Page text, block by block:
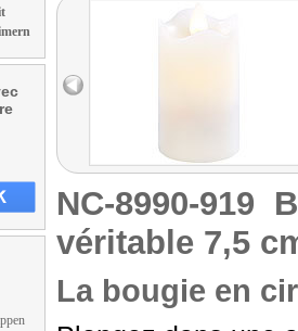
NC-8990-919
véritable 7,5
La bougie en